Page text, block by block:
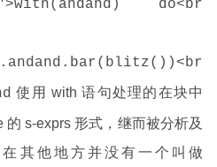
do<br
使用 with 语句处理的在块中
的 s-exprs 形式，继而被分析及
其他地方并没有一个叫做